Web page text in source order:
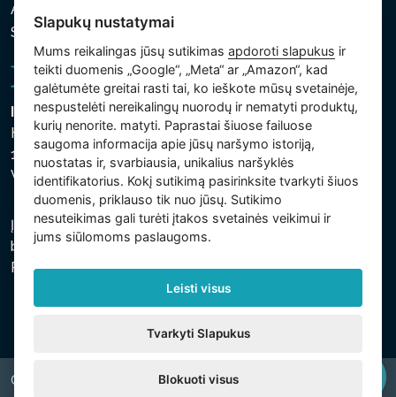
Asmens ir kitų tvarkomų duomenų apsaugos politika
Slapukų nustatymai
Intex Trading, s.r.o.
Hradecká 2526/3
130 00 Praha 3
Vinohrady - Česká republika
Įmonė įregistruota Prahos miesto teisme, C skyriuje,
bylos numeris 74759. regsitracijos numeris: 26150808,
PVM kodas: CZ26150808.
Copyright © 2026 INTEX TRADING s.r.o. All rights reserved.
Slapukų nustatymai
Mums reikalingas jūsų sutikimasapdoroti slapukus ir
teikti duomenis „Google“, „Meta“ ar „Amazon“, kad
galėtumėte greitai rasti tai, ko ieškote mūsų svetainėje,
nespustelėti nereikalingų nuorodų ir nematyti produktų,
kurių nenorite. matyti. Paprastai šiuose failuose
saugoma informacija apie jūsų naršymo istoriją,
nuostatas ir, svarbiausia, unikalius naršyklės
identifikatorius. Kokį sutikimą pasirinksite tvarkyti šiuos
duomenis, priklauso tik nuo jūsų. Sutikimo
nesuteikimas gali turėti įtakos svetainės veikimui ir
jums siūlomoms paslaugoms.
Leisti visus
Tvarkyti Slapukus
Blokuoti visus